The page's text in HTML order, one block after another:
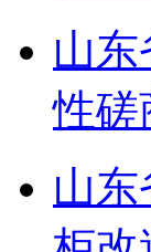
山
性磋
山